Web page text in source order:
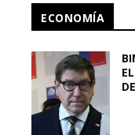
ECONOMÍA